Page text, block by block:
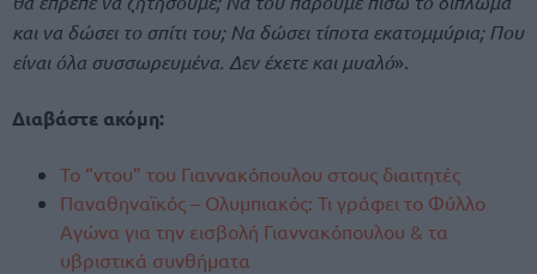
και να δώσει το σπίτι του; Να δώσει τίποτα εκατομμύρια; Που
είναι όλα συσσωρευμένα. Δεν έχετε και μυαλό».
Διαβάστε ακόμη:
Το “ντου” του Γιαννακόπουλου στους διαιτητές
Παναθηναϊκός – Ολυμπιακός: Τι γράφει το Φύλλο
Αγώνα για την εισβολή Γιαννακόπουλου & τα
υβριστικά συνθήματα